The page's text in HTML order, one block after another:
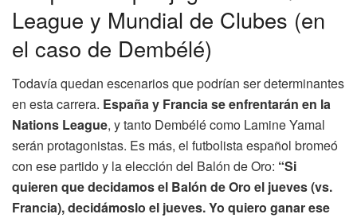
League y Mundial de Clubes (en
el caso de Dembélé)
Todavía quedan escenarios que podrían ser determinantes
en esta carrera. España y Francia se enfrentarán en la
Nations League, y tanto Dembélé como Lamine Yamal
serán protagonistas. Es más, el futbolista español bromeó
con ese partido y la elección del Balón de Oro: “Si
quieren que decidamos el Balón de Oro el jueves (vs.
Francia), decidámoslo el jueves. Yo quiero ganar ese